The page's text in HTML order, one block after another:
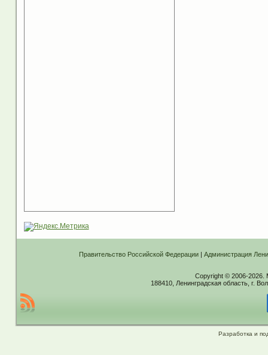
Правительство Российской Федерации| Администрация
Copyright © 2006-2026.
188410, Ленинградская область, г.
Разработка и